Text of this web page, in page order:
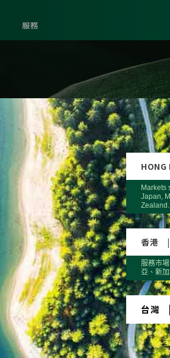
服務
第一季 第二季 第三季
HONG
Markets
Japan,
Zealand.
香港 |
服務市
亞、新
台灣